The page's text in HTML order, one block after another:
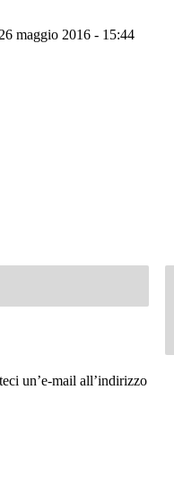
26 maggio 2016 - 15:44
un’e-mail all’indirizzo